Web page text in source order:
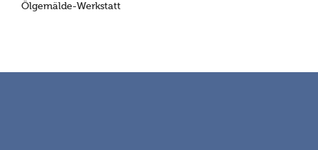
Ölgemälde-Werkstatt